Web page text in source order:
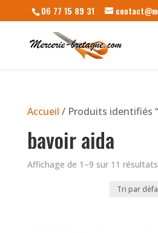
06 77 15 89 31
Accueil / Produits identifiés
bavoir aida
Affichage de 1–9 sur 11 résultats